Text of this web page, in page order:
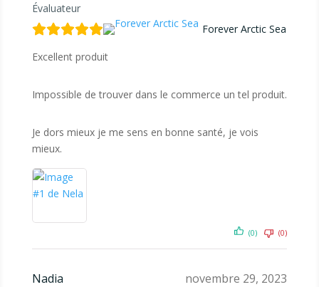
Évaluateur
Forever Arctic Sea
Excellent produit
Impossible de trouver dans le commerce un tel produit.
Je dors mieux je me sens en bonne santé, je vois
mieux.
(0) (0)
Nadia novembre 29, 2023